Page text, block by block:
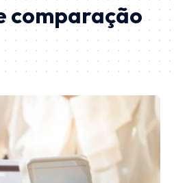
comparação